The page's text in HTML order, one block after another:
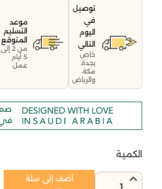
توصيل
في
اليوم
التالي
خاص
بجدة،
مكة،
والرياض
موعد
التسليم
المتوقع
من 2 إلى
5 أيام
عمل
الكمية
1
أضف إلى سلة